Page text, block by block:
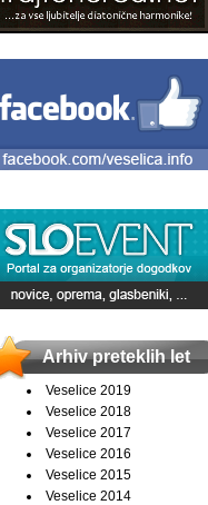
Arhiv preteklih let
Veselice 2019
Veselice 2018
Veselice 2017
Veselice 2016
Veselice 2015
Veselice 2014